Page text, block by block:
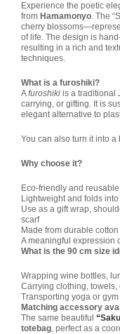
Experience the poetic
from Hamamonyo. The
cherry
of life. The design is
resulting in a rich and
techniques.
What is a furoshiki?
Afuroshiki is a traditional
carrying, or gifting. It is
elegant alternative to
You can also turn it into
Why choose it?
Eco-friendly and reusable
Lightweight and folds
Use as a gift wrap,
scarf
Made from durable
A meaningful expression
What is the 90 cm size
Wrapping wine bottles,
Carrying clothing,
Transporting yoga or
Matching accessory
The same beautiful
totebag, perfect as a